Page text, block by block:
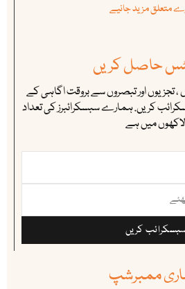
متعلق مزید جانیے
حاصل کریں
، تجزیوں اور تبصروں سے بروقت اگاہی کے
کریں. ہمارے سبسکرائبرز کی تعداد
لاکھوں میں ہے
سبسکرائب کریں
ممبرشپ